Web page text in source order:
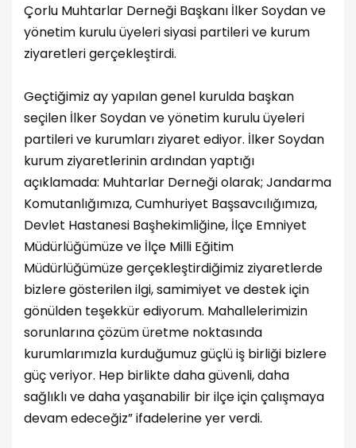
Çorlu Muhtarlar Derneği Başkanı İlker Soydan ve
yönetim kurulu üyeleri siyasi partileri ve kurum
ziyaretleri gerçekleştirdi.
Geçtiğimiz ay yapılan genel kurulda başkan
seçilen İlker Soydan ve yönetim kurulu üyeleri
partileri ve kurumları ziyaret ediyor. İlker Soydan
kurum ziyaretlerinin ardından yaptığı
açıklamada: Muhtarlar Derneği olarak; Jandarma
Komutanlığımıza, Cumhuriyet Başsavcılığımıza,
Devlet Hastanesi Başhekimliğine, İlçe Emniyet
Müdürlüğümüze ve İlçe Milli Eğitim
Müdürlüğümüze gerçekleştirdiğimiz ziyaretlerde
bizlere gösterilen ilgi, samimiyet ve destek için
gönülden teşekkür ediyorum. Mahallelerimizin
sorunlarına çözüm üretme noktasında
kurumlarımızla kurduğumuz güçlü iş birliği bizlere
güç veriyor. Hep birlikte daha güvenli, daha
sağlıklı ve daha yaşanabilir bir ilçe için çalışmaya
devam edeceğiz” ifadelerine yer verdi.